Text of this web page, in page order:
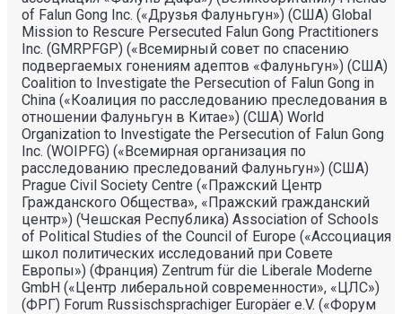
of Falun Gong Inc. («Друзья Фалуньгун») (США) Global
Mission to Rescure Persecuted Falun Gong Practitioners
Inc. (GMRPFGP) («Всемирный совет по спасению
подвергаемых гонениям адептов «Фалуньгун») (США)
Coalition to Investigate the Persecution of Falun Gong in
China («Коалиция по расследованию преследования в
отношении Фалуньгун в Китае») (США) World
Organization to Investigate the Persecution of Falun Gong
Inc. (WOIPFG) («Всемирная организация по
расследованию преследований Фалуньгун») (США)
Prague Civil Society Centre («Пражский Центр
Гражданского Общества», «Пражский гражданский
центр») (Чешская Республика) Association of Schools
of Political Studies of the Council of Europe («Ассоциация
школ политических исследований при Совете
Европы») (Франция) Zentrum für die Liberale Moderne
GmbH («Центр либеральной современности», «ЦЛС»)
(ФРГ) Forum Russischsprachiger Europäer e.V. («Форум